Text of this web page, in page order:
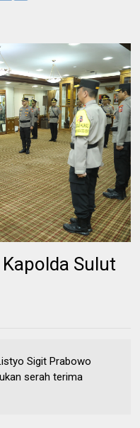
Sulut
Sigit Prabowo
serah terima